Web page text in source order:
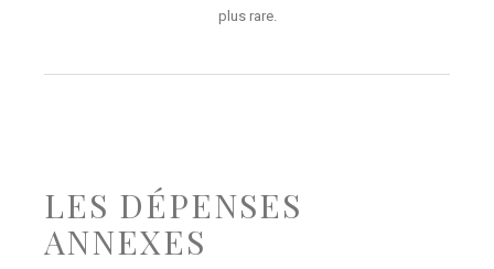
plus rare.
LES DÉPENSES
ANNEXES